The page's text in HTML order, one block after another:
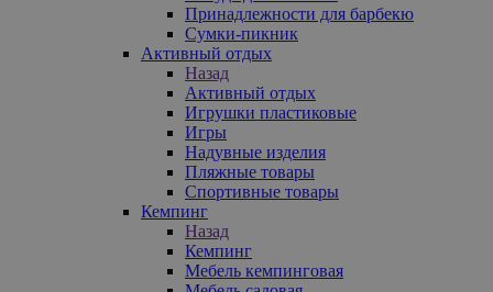
Принадлежности для барбекю
Сумки-пикник
Активный отдых
Назад
Активный отдых
Игрушки пластиковые
Игры
Надувные изделия
Пляжные товары
Спортивные товары
Кемпинг
Назад
Кемпинг
Мебель кемпинговая